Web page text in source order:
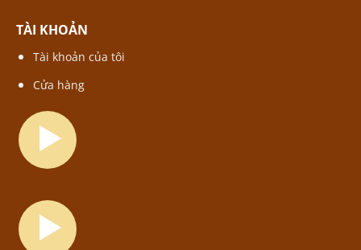
TÀI KHOẢN
Tài khoản của tôi
Cửa hàng